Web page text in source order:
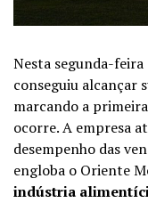
Nesta segunda-feira
conseguiu alcançar
marcando a
ocorre. A empresa
desempenho das
engloba o Oriente
indústria